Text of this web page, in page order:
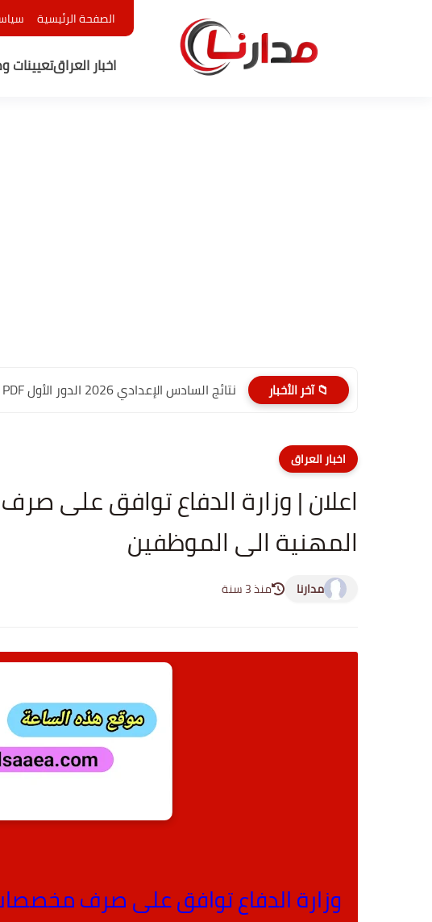
الصفحة الرئيسية
اخبار العراقتعيينات
📁 آخر الأخبار نتائج السادس الإعدادي 2026 الدور الأول PDF الديوانية | موقع...
اخبار العراق
اعلان | وزارة الدفاع توافق على
المهنية الى الموظفين
مدارنا منذ 3 سنة
وزارة الدفاع توافق على صرف